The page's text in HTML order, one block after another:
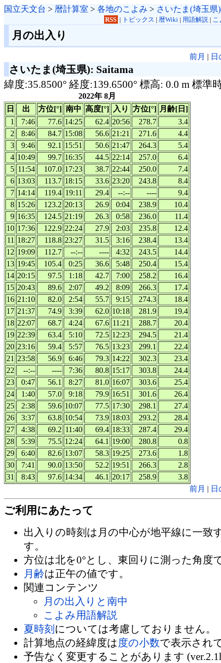
国立天文台 > 暦計算室 > 各地のこよみ > さいたま(埼玉県)
RSS | トピックス | 暦Wiki| 用語解説| こ
月の出入り
前月 |
さいたま(埼玉県): Saitama
緯度:35.8500° 経度:139.6500° 標高: 0.0 m 標準
2022年 8月
日
出 方位[°] 南中 高度[°] 入り 方位[°] 月齢[日]
1
7:46 77.6 14:25 62.4 20:56 278.7
3.4
2
8:46 84.7 15:08 56.6 21:21 271.6
4.4
3
9:46 92.1 15:51 50.6 21:47 264.3
5.4
4 10:49 99.7 16:35 44.5 22:14 257.0
6.4
5 11:54 107.0 17:23 38.7 22:44 250.0
7.4
6 13:03 113.7 18:15 33.6 23:20 243.8
8.4
7 14:14 119.4 19:11 29.4 --:-- ----
9.4
8 15:26 123.2 20:13 26.9 0:04 238.9
10.4
9 16:35 124.5 21:19 26.3 0:58 236.0
11.4
10 17:36 122.9 22:24 27.9 2:03 235.8
12.4
11 18:27 118.8 23:27 31.5 3:16 238.4
13.4
12 19:09 112.7 --:-- ---- 4:32 243.5
14.4
13 19:45 105.4 0:25 36.6 5:48 250.4
15.4
14 20:15 97.5 1:18 42.7 7:00 258.2
16.4
15 20:43 89.6 2:07 49.2 8:09 266.3
17.4
16 21:10 82.0 2:54 55.7 9:15 274.3
18.4
17 21:37 74.9 3:39 62.0 10:18 281.9
19.4
18 22:07 68.7 4:24 67.6 11:21 288.7
20.4
19 22:39 63.4 5:10 72.5 12:23 294.5
21.4
20 23:16 59.4 5:57 76.5 13:23 299.1
22.4
21 23:58 56.9 6:46 79.3 14:22 302.3
23.4
22
--:-- ---- 7:36 80.8 15:17 303.8
24.4
23
0:47 56.1 8:27 81.0 16:07 303.6
25.4
24
1:40 57.0 9:18 79.9 16:51 301.6
26.4
25
2:38 59.6 10:07 77.5 17:30 298.1
27.4
26
3:37 63.8 10:54 73.9 18:03 293.2
28.4
27
4:38 69.2 11:40 69.4 18:33 287.4
29.4
28
5:39 75.5 12:24 64.1 19:00 280.8
0.8
29
6:40 82.6 13:07 58.3 19:25 273.6
1.8
30
7:41 90.0 13:50 52.2 19:51 266.3
2.8
31
8:43 97.6 14:34 46.1 20:17 258.9
3.8
前月 |
ご利用にあたって
出入りの時刻は月の中心が地平線に一致
す。
方位は北を0°とし、東回りに測った角度
月齢は正午の値です。
関連コンテンツ
月の出入りと南中
こよみ用語解説
夏時刻 については考慮しておりません。
計算地点の経緯度は 度の小数で表示され
予告なく変更することがあります